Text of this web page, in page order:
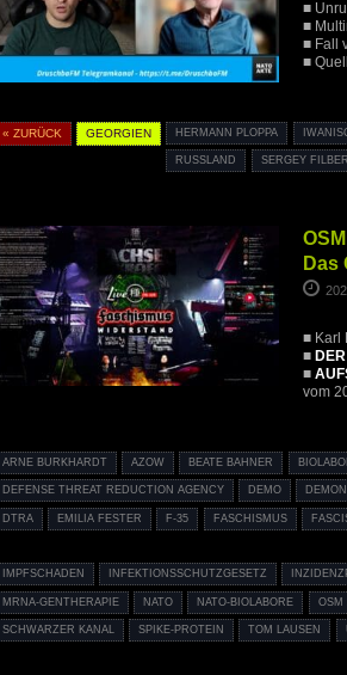
■
■
■ Fall
■
« ZURÜCK GEORGIEN HERMANN PLOPPA
RUSSLAND SERGEY
Das
■ Karl
■
■
vom
ARNE BURKHARDT AZOW BEATE BAHNER
DEFENSE THREAT REDUCTION AGENCY DEMO
DTRA EMILIA FESTER F-35 FASCHISMUS
IMPFSCHADEN INFEKTIONSSCHUTZGESETZ
MRNA-GENTHERAPIE NATO NATO-BIOLABORE OSM
SCHWARZER KANAL SPIKE-PROTEIN TOM LAUSEN